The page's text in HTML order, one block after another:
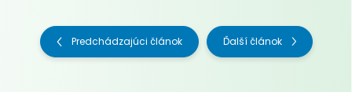
Predchádzajúci článok Ďalší článok